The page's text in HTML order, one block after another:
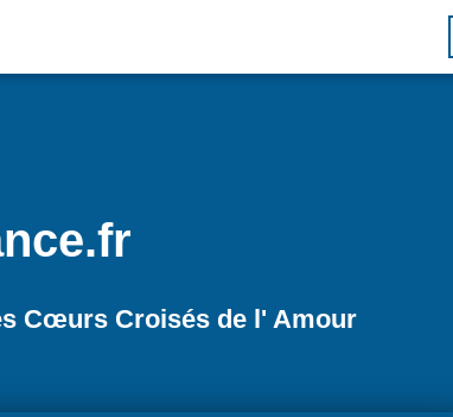
Cœurs Croisés de l' Amour